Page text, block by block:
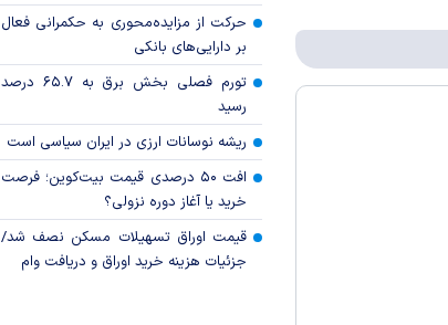
حرکت از مزایده‌محوری به حکمرانی فعال
بر دارایی‌های بانکی
تورم فصلی بخش برق به ۶۵.۷ درصد
رسید
ریشه نوسانات ارزی در ایران سیاسی است
افت ۵۰ درصدی قیمت بیت‌کوین؛ فرصت
خرید یا آغاز دوره نزولی؟
قیمت اوراق تسهیلات مسکن نصف شد/
جزئیات هزینه خرید اوراق و دریافت وام